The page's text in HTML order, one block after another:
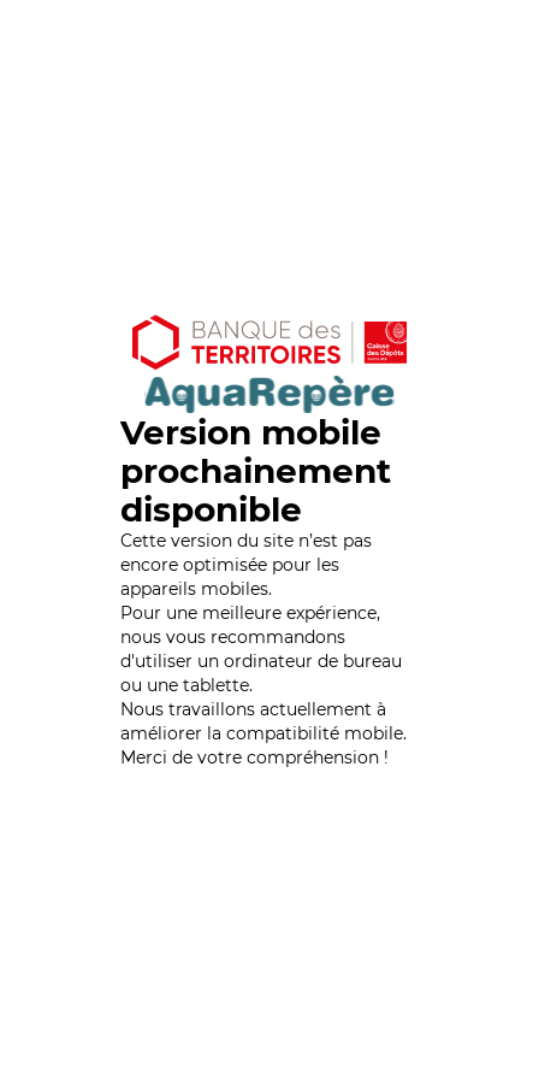
Version mobile
prochainement
disponible
Cette version du site n’est pas
encore optimisée pour les
appareils mobiles.
Pour une meilleure expérience,
nous vous recommandons
d'utiliser un ordinateur de bureau
ou une tablette.
Nous travaillons actuellement à
améliorer la compatibilité mobile.
Merci de votre compréhension !